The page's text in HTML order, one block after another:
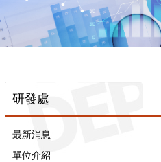
研發處
最新消息
單位介紹